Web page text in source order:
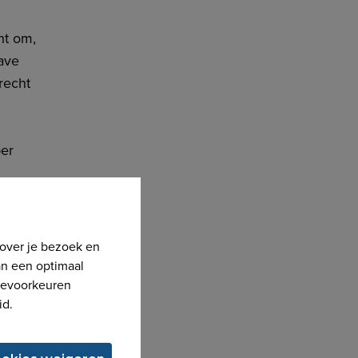
om,
je bezoek en
een optimaal